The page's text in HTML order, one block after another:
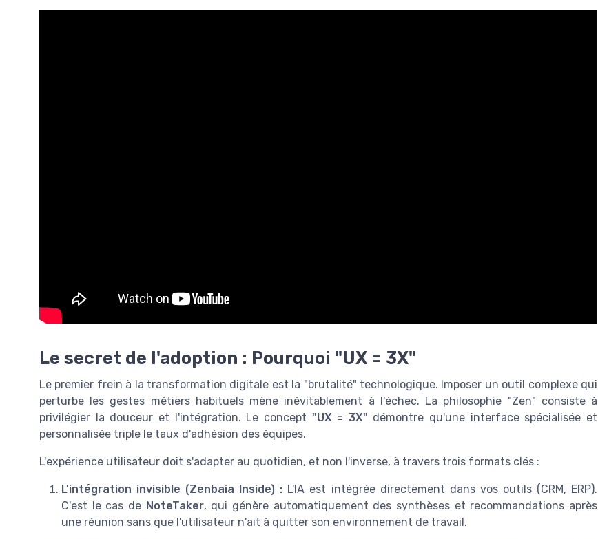
Le secret de l'adoption : Pourquoi "UX = 3X"
Le premier frein à la transformation digitale est la "brutalité" technologique. Imposer un outil complexe qui
perturbe les gestes métiers habituels mène inévitablement à l'échec. La philosophie "Zen" consiste à
privilégier la douceur et l'intégration. Le concept "UX = 3X" démontre qu'une interface spécialisée et
personnalisée triple le taux d'adhésion des équipes.
L'expérience utilisateur doit s'adapter au quotidien, et non l'inverse, à travers trois formats clés :
L'intégration invisible (Zenbaia Inside) : L'IA est intégrée directement dans vos outils (CRM, ERP).
C'est le cas de NoteTaker, qui génère automatiquement des synthèses et recommandations après
une réunion sans que l'utilisateur n'ait à quitter son environnement de travail.